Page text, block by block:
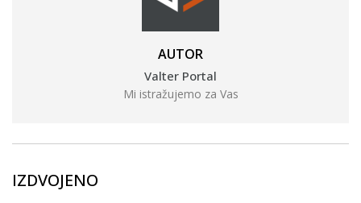
AUTOR
Valter Portal
Mi istražujemo za Vas
IZDVOJENO